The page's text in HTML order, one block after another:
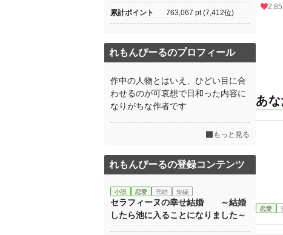
あ
恋愛
累計ポイント 763,067 pt (7,412位)
れもんぴーるのプロフィール
作中の人物とはいえ、ひどい目に合
わせるのが可哀想で日和った内容に
なりがちな作者です
もっと見る
れもんぴーるの登録コンテンツ
小説 恋愛 完結 短編
セラフィーヌの幸せ結婚 ～結婚
したら池に入ることになりました～